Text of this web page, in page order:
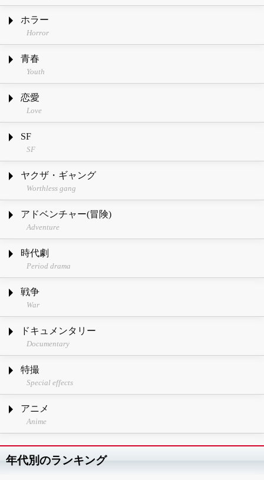
ホラー
Horror
青春
Youth
恋愛
Love
SF
SF
ヤクザ・ギャング
Worthless gang
アドベンチャー(冒険)
Adventure
時代劇
Period drama
戦争
War
ドキュメンタリー
Documentary
特撮
Special effects
アニメ
Anime
年代別のランキング